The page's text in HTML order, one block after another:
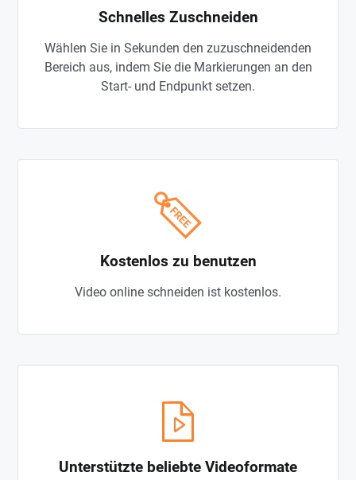
Schnelles Zuschneiden
Wählen Sie in Sekunden den zuzuschneidenden
Bereich aus, indem Sie die Markierungen an den
Start- und Endpunkt setzen.
Kostenlos zu benutzen
Video online schneiden ist kostenlos.
Unterstützte beliebte Videoformate